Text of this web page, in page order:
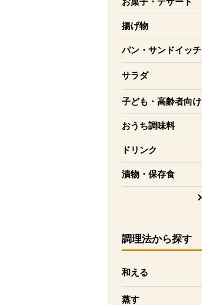
を開く
揚げ物
を開く
パン・サンドイッチ
を開く
サラダ
子ども・高齢者向け
を開く
おうち調味料
を開く
ドリンク
を開く
漬物・保存食
を開く
調理法から探す
和える
蒸す